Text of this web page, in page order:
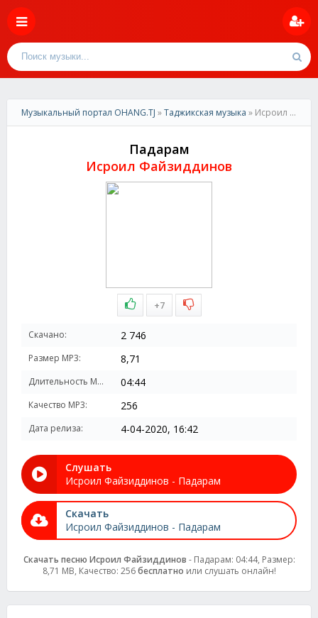
Музыкальный портал OHANG.TJ »Таджикская музыка » Исроил Файзиддинов-Падарам
Падарам
Исроил Файзиддинов
+7
Скачано: 2 746
Размер MP3: 8,71
Длительность MP3: 04:44
Качество MP3: 256
Дата релиза: 4-04-2020, 16:42
Слушать
Исроил Файзиддинов - Падарам
Скачать
Исроил Файзиддинов - Падарам
Скачать песню Исроил Файзиддинов - Падарам: 04:44, Размер:
8,71 MB, Качество: 256бесплатно или слушать онлайн!